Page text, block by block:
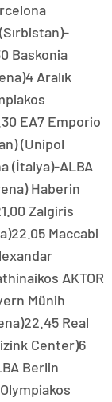
Baskonia
Aralık
EA7 Emporio
(Unipol
(İtalya)-ALBA
Haberin
Zalgiris
Maccabi
AKTOR
Münih
Real
Center)6
Berlin